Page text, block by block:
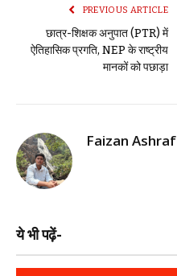
PREVIOUS ARTICLE
छात्र-शिक्षक अनुपात (PTR) में
ऐतिहासिक प्रगति, NEP के राष्ट्रीय
मानकों को पछाड़ा
Faizan Ashraf
ये भी पढ़ें-